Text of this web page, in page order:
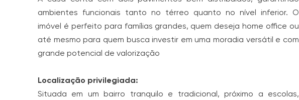
ambientes funcionais tanto no térreo quanto no nível inferior. O
imóvel é perfeito para famílias grandes, quem deseja home office ou
até mesmo para quem busca investir em uma moradia versátil e com
grande potencial de valorização
Localização privilegiada:
Situada em um bairro tranquilo e tradicional, próximo a escolas,